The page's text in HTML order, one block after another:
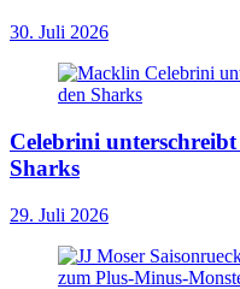
30. Juli 2026
Celebrini
Sharks
29. Juli 2026